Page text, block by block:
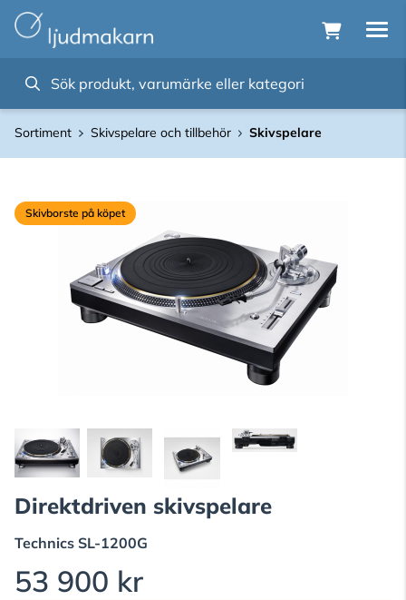
Sortiment Skivspelare och tillbehör Skivspelare
Skivborste på köpet
Direktdriven skivspelare
Technics SL-1200G
53 900 kr